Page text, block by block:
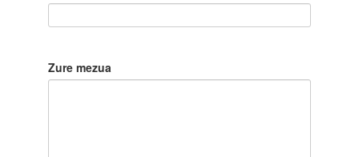
Zure mezua